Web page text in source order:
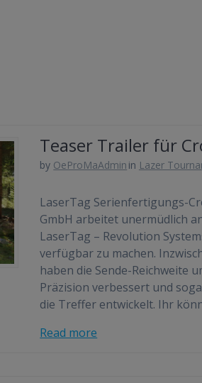
Teaser Trailer für
by OeProMaAdmin in Lazer
LaserTag Serienfertigungs-
GmbH arbeitet unermüdlich
LaserTag – Revolution
verfügbar zu machen.
haben die Sende-Reichweite
Präzision verbessert und
die Treffer entwickelt. Ihr
Read more